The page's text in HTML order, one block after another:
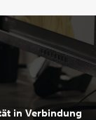
in Verbindung